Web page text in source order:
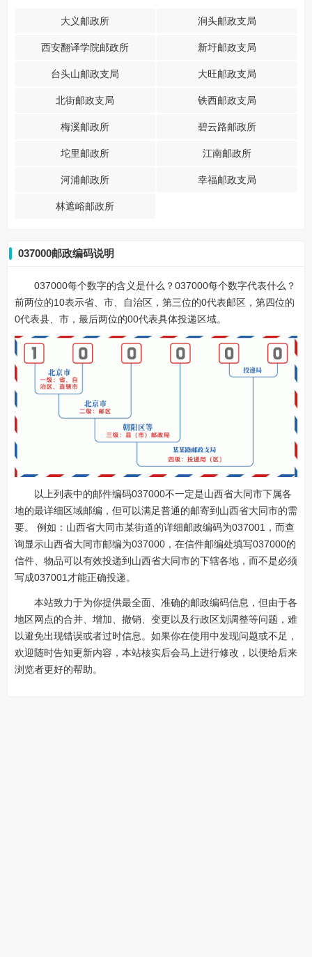
大义邮政所 涧头邮政支局
西安翻译学院邮政所 新圩邮政支局
台头山邮政支局 大旺邮政支局
北街邮政支局 铁西邮政支局
梅溪邮政所 碧云路邮政所
坨里邮政所 江南邮政所
河浦邮政所 幸福邮政支局
林遮峪邮政所
037000邮政编码说明
037000每个数字的含义是什么？037000每个数字代表什么？
前两位的10表示省、市、自治区，第三位的0代表邮区，第四位的
0代表县、市，最后两位的00代表具体投递区域。
以上列表中的邮件编码037000不一定是山西省大同市下属各
地的最详细区域邮编，但可以满足普通的邮寄到山西省大同市的需
要。 例如：山西省大同市某街道的详细邮政编码为037001，而查
询显示山西省大同市邮编为037000，在信件邮编处填写037000的
信件、物品可以有效投递到山西省大同市的下辖各地，而不是必须
写成037001才能正确投递。
本站致力于为你提供最全面、准确的邮政编码信息，但由于各
地区网点的合并、增加、撤销、变更以及行政区划调整等问题，难
以避免出现错误或者过时信息。如果你在使用中发现问题或不足，
欢迎随时告知更新内容，本站核实后会马上进行修改，以便给后来
浏览者更好的帮助。